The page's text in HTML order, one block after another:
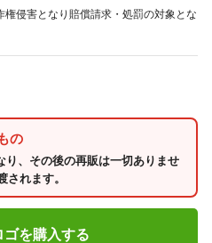
侵害となり賠償請求・処罰の対象とな
の
、その後の再販は一切ありませ
れます。
ゴを購入する